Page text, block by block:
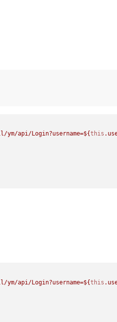
api/Login?username=${this
api/Login?username=${this